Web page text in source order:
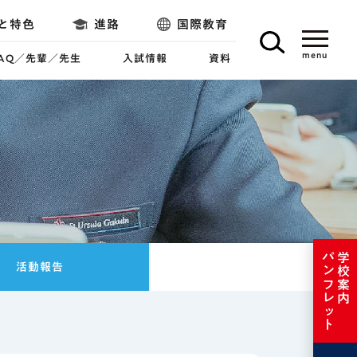
学校案内
パンフレット
特色 進路 国際教育
／先輩／先生 入試情報 資料
活動報告